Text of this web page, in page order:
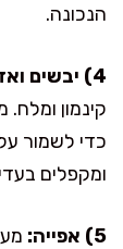
הנכונה.
4) יבשים ואז אגוזים:
קינמון
כדי לשמור
ומקפלים
5) אפייה: